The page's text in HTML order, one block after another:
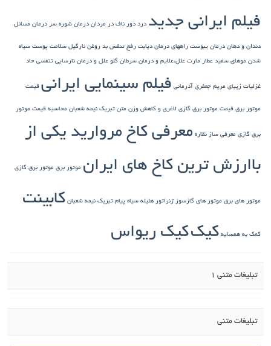
فیلم ایرانی جدید درد دور ناف در مردان درمان شوره سر درمان مسائل
دندان و دهان درمان یبوست راههای درمان دیابت رفع تنفس بد روغن نارگیل سلامت پوست سیاه
شدن موهای سفید عطار مارت علل،علایم و درمان سرطان گلو علل و درمان نارسایی تنفسی حاد
غزلیات زیبای مریم جعفری آذرمانی فیلم سینمایی ایرانی قیمت
موتور برق قیمت موتور برق گازی لاغری و کاهش وزن متن تبریک نیمه شعبان محاسبه قیمت موتور
برق گازی معرفی ساز نقاره معرفی کاخ مروارید یکی از
باارزش ترین کاخ های ایران موتور برق موتور برق گازی
موتور های برق موتور های گازسوز ژنراتور هلیله سیاه پیام تبریک نیمه شعبان کابینت
کمک به همسایه کیککیک ریواس
تبلیغات متنی 1
تبلیغات متنی